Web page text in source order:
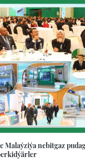
Malaýziýa nebitgaz